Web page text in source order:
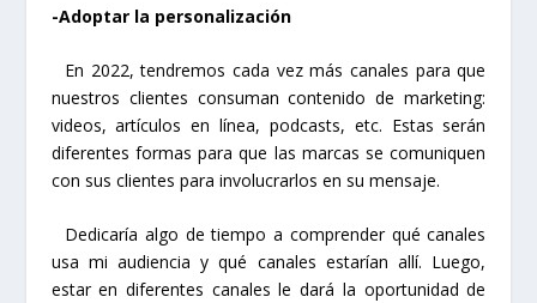
-Adoptar la personalización
En 2022, tendremos cada vez más canales para que
nuestros clientes consuman contenido de marketing:
videos, artículos en línea, podcasts, etc. Estas serán
diferentes formas para que las marcas se comuniquen
con sus clientes para involucrarlos en su mensaje.
Dedicaría algo de tiempo a comprender qué canales
usa mi audiencia y qué canales estarían allí. Luego,
estar en diferentes canales le dará la oportunidad de